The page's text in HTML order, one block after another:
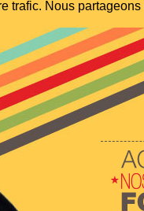
Nous